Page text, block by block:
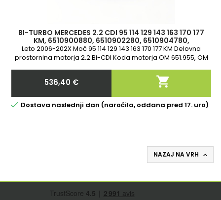
BI-TURBO MERCEDES 2.2 CDI 95 114 129 143 163 170 177
KM, 6510900880, 6510902280, 6510904780,
6510904880, 6510905280, 6510906080
Leto 2006-202X Moč 95 114 129 143 163 170 177 KM Delovna
prostornina motorja 2.2 Bi-CDI Koda motorja OM 651.955, OM
Cena
536,40 € 
 Dostava naslednji dan (naročila, oddana pred 17. uro)
NAZAJ NA VRH 